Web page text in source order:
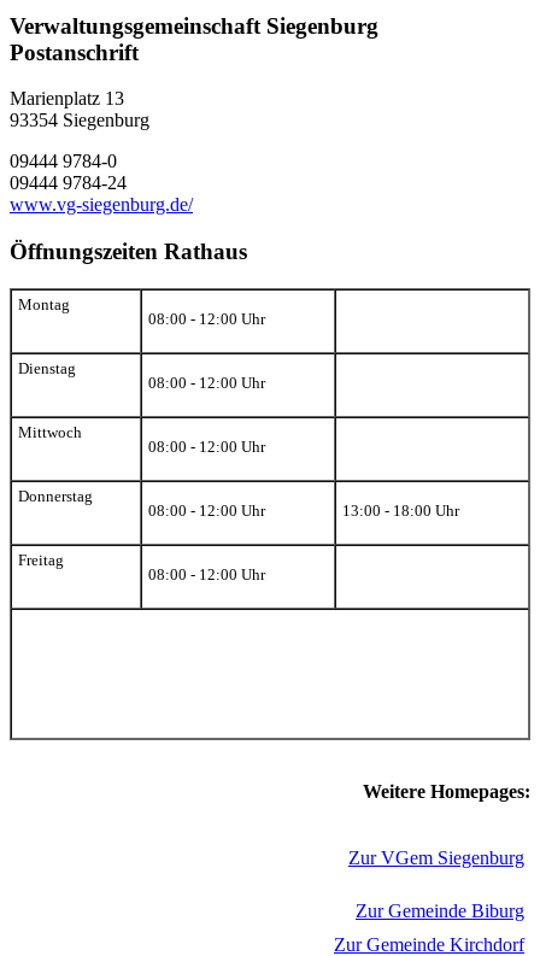
Verwaltungsgemeinschaft Siegenburg
Postanschrift
Marienplatz 13
93354 Siegenburg
09444 9784-0
09444 9784-24
www.vg-siegenburg.de/
Öffnungszeiten Rathaus
Montag
08:00 - 12:00 Uhr
Dienstag
08:00 - 12:00 Uhr
Mittwoch
08:00 - 12:00 Uhr
Donnerstag
08:00 - 12:00 Uhr
13:00 - 18:00 Uhr
Freitag
08:00 - 12:00 Uhr
Weitere Homepages:
Zur VGem Siegenburg
Zur Gemeinde Biburg
Zur Gemeinde Kirchdorf